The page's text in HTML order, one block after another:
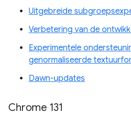
Uitgebreide
Verbetering van de
Experimentele
genormaliseerde
Dawn-updates
Chrome 131